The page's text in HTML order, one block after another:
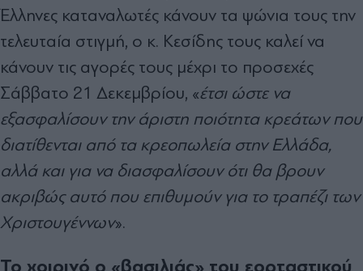
Έλληνες καταναλωτές κάνουν τα ψώνια τους την
τελευταία στιγμή, ο κ. Κεσίδης τους καλεί να
κάνουν τις αγορές τους μέχρι το προσεχές
Σάββατο 21 Δεκεμβρίου, «έτσι ώστε να
εξασφαλίσουν την άριστη ποιότητα κρεάτων που
διατίθενται από τα κρεοπωλεία στην Ελλάδα,
αλλά και για να διασφαλίσουν ότι θα βρουν
ακριβώς αυτό που επιθυμούν για το τραπέζι των
Χριστουγέννων».
Το χοιρινό ο «βασιλιάς» του εορταστικού